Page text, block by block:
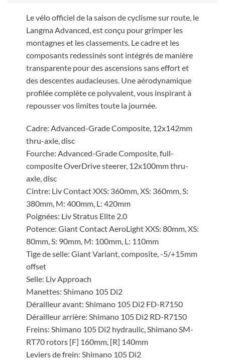
Le vélo officiel de la saison de cyclisme sur route, le
Langma Advanced, est conçu pour grimper les
montagnes et les classements. Le cadre et les
composants redessinés sont intégrés de manière
transparente pour des ascensions sans effort et
des descentes audacieuses. Une aérodynamique
profilée complète ce polyvalent, vous inspirant à
repousser vos limites toute la journée.
Cadre: Advanced-Grade Composite, 12x142mm
thru-axle, disc
Fourche: Advanced-Grade Composite, full-
composite OverDrive steerer, 12x100mm thru-
axle, disc
Cintre: Liv Contact XXS: 360mm, XS: 360mm, S:
380mm, M: 400mm, L: 420mm
Poignées: Liv Stratus Elite 2.0
Potence: Giant Contact AeroLight XXS: 80mm, XS:
80mm, S: 90mm, M: 100mm, L: 110mm
Tige de selle: Giant Variant, composite, -5/+15mm
offset
Selle: Liv Approach
Manettes: Shimano 105 Di2
Dérailleur avant: Shimano 105 Di2 FD-R7150
Dérailleur arrière: Shimano 105 Di2 RD-R7150
Freins: Shimano 105 Di2 hydraulic, Shimano SM-
RT70 rotors [F] 160mm, [R] 140mm
Leviers de frein: Shimano 105 Di2